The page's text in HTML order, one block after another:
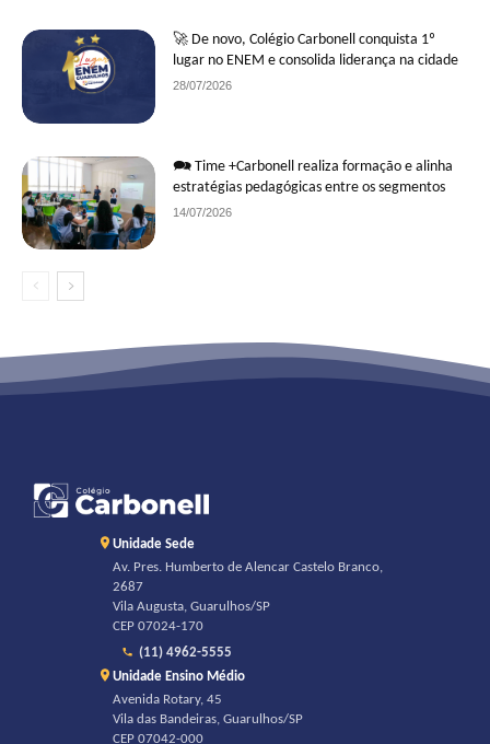
🚀 De novo, Colégio Carbonell conquista 1º
lugar no ENEM e consolida liderança na cidade
28/07/2026
🗪 Time +Carbonell realiza formação e alinha
estratégias pedagógicas entre os segmentos
14/07/2026
Unidade Sede
Av. Pres. Humberto de Alencar Castelo Branco,
2687
Vila Augusta, Guarulhos/SP
CEP 07024-170
(11) 4962-5555
Unidade Ensino Médio
Avenida Rotary, 45
Vila das Bandeiras, Guarulhos/SP
CEP 07042-000